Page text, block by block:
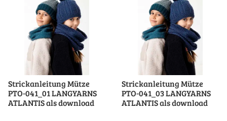
Strickanleitung Mütze
PTO-041_01 LANGYARNS
ATLANTIS als download
Strickanleitung Mütze
PTO-041_03 LANGYARNS
ATLANTIS als download